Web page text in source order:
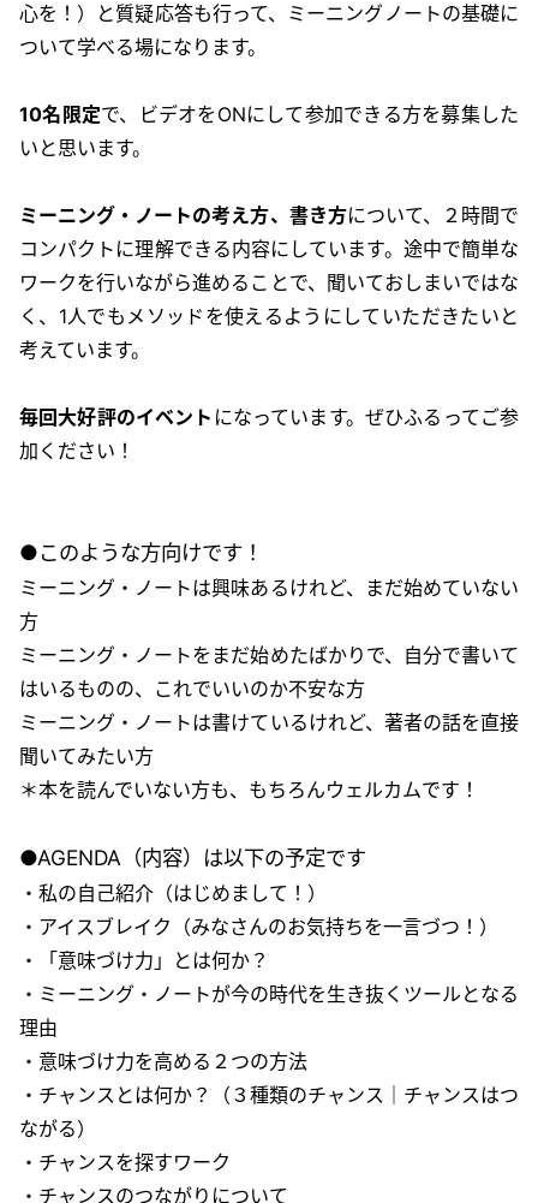
心を！）と質疑応答も行って、ミーニングノートの基礎に
ついて学べる場になります。
10名限定で、ビデオをONにして参加できる方を募集した
いと思います。
ミーニング・ノートの考え方、書き方について、２時間で
コンパクトに理解できる内容にしています。途中で簡単な
ワークを行いながら進めることで、聞いておしまいではな
く、1人でもメソッドを使えるようにしていただきたいと
考えています。
毎回大好評のイベント になっています。ぜひふるってご参
加ください！
●このような方向けです！
ミーニング・ノートは興味あるけれど、まだ始めていない
方
ミーニング・ノートをまだ始めたばかりで、自分で書いて
はいるものの、これでいいのか不安な方
ミーニング・ノートは書けているけれど、著者の話を直接
聞いてみたい方
＊本を読んでいない方も、もちろんウェルカムです！
●AGENDA（内容）は以下の予定です
・私の自己紹介（はじめまして！）
・アイスブレイク（みなさんのお気持ちを一言づつ！）
・「意味づけ力」とは何か？
・ミーニング・ノートが今の時代を生き抜くツールとなる
理由
・意味づけ力を高める２つの方法
・チャンスとは何か？（３種類のチャンス｜チャンスはつ
ながる）
・チャンスを探すワーク
・チャンスのつながりについて